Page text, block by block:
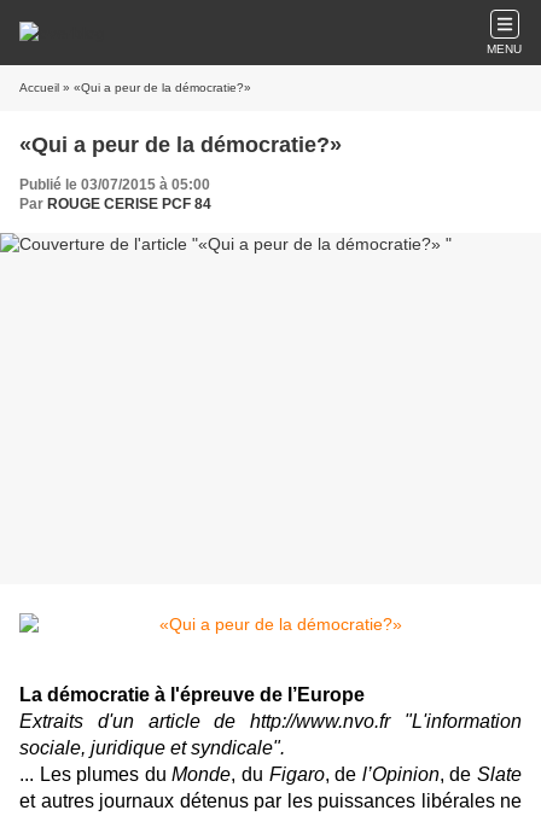
MENU
Accueil » «Qui a peur de la démocratie?»
«Qui a peur de la démocratie?»
Publié le 03/07/2015 à 05:00
Par ROUGE CERISE PCF 84
La démocratie à l'épreuve de l’Europe
Extraits d'un article de http://www.nvo.fr "L'information
sociale, juridique et syndicale".
... Les plumes duMonde, du Figaro, de l’Opinion, deSlate
et autres journaux détenus par les puissances libérales ne